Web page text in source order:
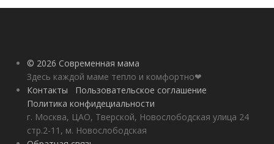
© 2026 Современная мама
Здесь каждой маме тепло и комфортно❤
Контакты
Пользовательское соглашение
Политика конфидециальности
г. Москва, ЦАО, Тверской, Новослободская улица 24
стр.2-11, м. Новослободская